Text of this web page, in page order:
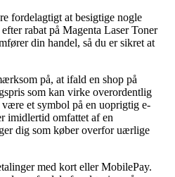
fordelagtigt at besigtige nogle
rabat på Magenta Laser Toner
din handel, så du er sikret at
på, at ifald en shop på
som kan virke overordentlig
et symbol på en uoprigtig e-
imidlertid omfattet af en
dig som køber overfor uærlige
med kort eller MobilePay.